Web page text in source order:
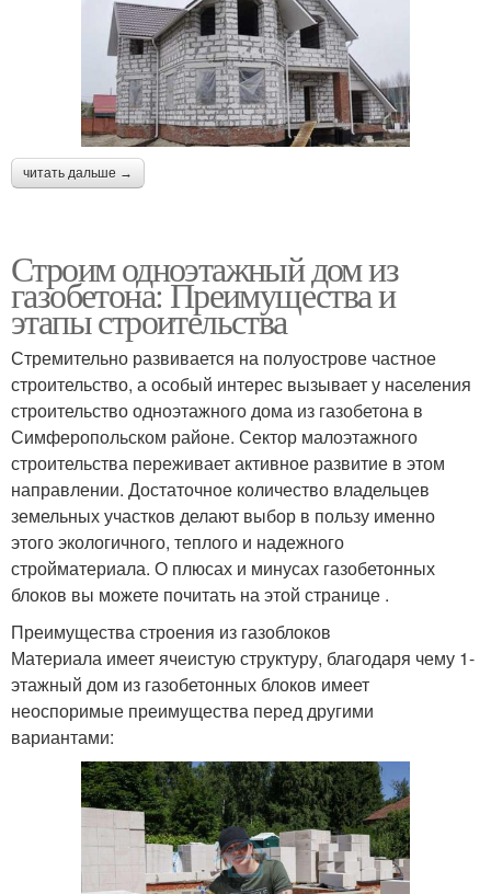
читать дальше →
Строим одноэтажный дом из
газобетона: Преимущества и
этапы строительства
Стремительно развивается на полуострове частное
строительство, а особый интерес вызывает у населения
строительство одноэтажного дома из газобетона в
Симферопольском районе. Сектор малоэтажного
строительства переживает активное развитие в этом
направлении. Достаточное количество владельцев
земельных участков делают выбор в пользу именно
этого экологичного, теплого и надежного
стройматериала. О плюсах и минусах газобетонных
блоков вы можете почитать на этой странице .
Преимущества строения из газоблоков
Материала имеет ячеистую структуру, благодаря чему 1-
этажный дом из газобетонных блоков имеет
неоспоримые преимущества перед другими
вариантами: